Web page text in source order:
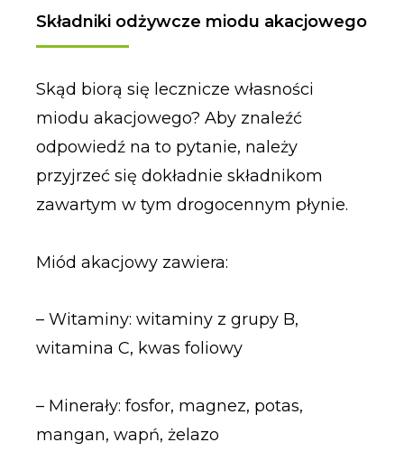
Składniki odżywcze miodu akacjowego
Skąd biorą się lecznicze własności
miodu akacjowego? Aby znaleźć
odpowiedź na to pytanie, należy
przyjrzeć się dokładnie składnikom
zawartym w tym drogocennym płynie.
Miód akacjowy zawiera:
– Witaminy: witaminy z grupy B,
witamina C, kwas foliowy
– Minerały: fosfor, magnez, potas,
mangan, wapń, żelazo